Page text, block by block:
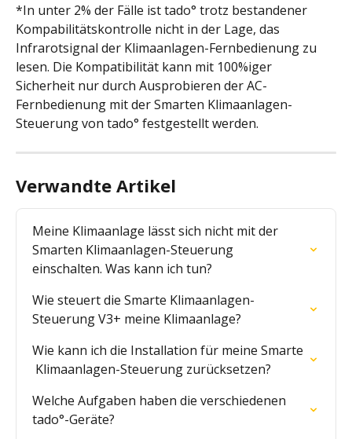
*In unter 2% der Fälle ist tado° trotz bestandener
Kompabilitätskontrolle nicht in der Lage, das
Infrarotsignal der Klimaanlagen-Fernbedienung zu
lesen. Die Kompatibilität kann mit 100%iger
Sicherheit nur durch Ausprobieren der AC-
Fernbedienung mit der Smarten Klimaanlagen-
Steuerung von tado° festgestellt werden.
Verwandte Artikel
Meine Klimaanlage lässt sich nicht mit der
Smarten Klimaanlagen-Steuerung
einschalten. Was kann ich tun?
Wie steuert die Smarte Klimaanlagen-
Steuerung V3+ meine Klimaanlage?
Wie kann ich die Installation für meine Smarte
Klimaanlagen-Steuerung zurücksetzen?
Welche Aufgaben haben die verschiedenen
tado°-Geräte?